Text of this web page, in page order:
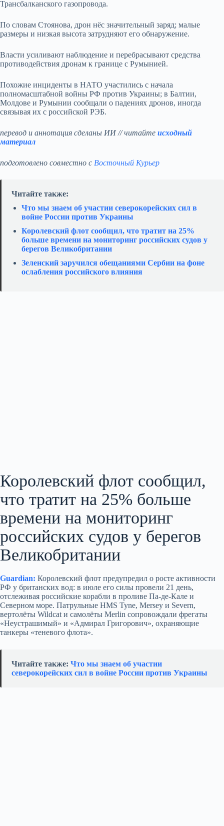
Трансбалканского газопровода.
По словам Стоянова, дрон нёс значительный заряд; малые
размеры и низкая высота затрудняют его обнаружение.
Власти усиливают наблюдение и перебрасывают средства
противодействия дронам к границе с Румынией.
Похожие инциденты в НАТО участились с начала
полномасштабной войны РФ против Украины; в Балтии,
Молдове и Румынии сообщали о падениях дронов, иногда
связывая их с российской РЭБ.
перевод и аннотация сделаны ИИ // читайте исходный
материал
подготовлено совместно с Восточный Курьер
Читайте также:
Что мы знаем об участии северокорейских сил в
войне России против Украины
Королевский флот сообщил, что тратит на 25%
больше времени на мониторинг российских судов у
берегов Великобритании
Зеленский заручился обещаниями Сербии на фоне
ослабления российского влияния
Королевский флот сообщил,
что тратит на 25% больше
времени на мониторинг
российских судов у берегов
Великобритании
Guardian: Королевский флот предупредил о росте активности
РФ у британских вод: в июле его силы провели 21 день,
отслеживая российские корабли в проливе Па-де-Кале и
Северном море. Патрульные HMS Tyne, Mersey и Severn,
вертолёты Wildcat и самолёты Merlin сопровождали фрегаты
«Неустрашимый» и «Адмирал Григорович», охраняющие
танкеры «теневого флота».
Читайте также: Что мы знаем об участии
северокорейских сил в войне России против Украины